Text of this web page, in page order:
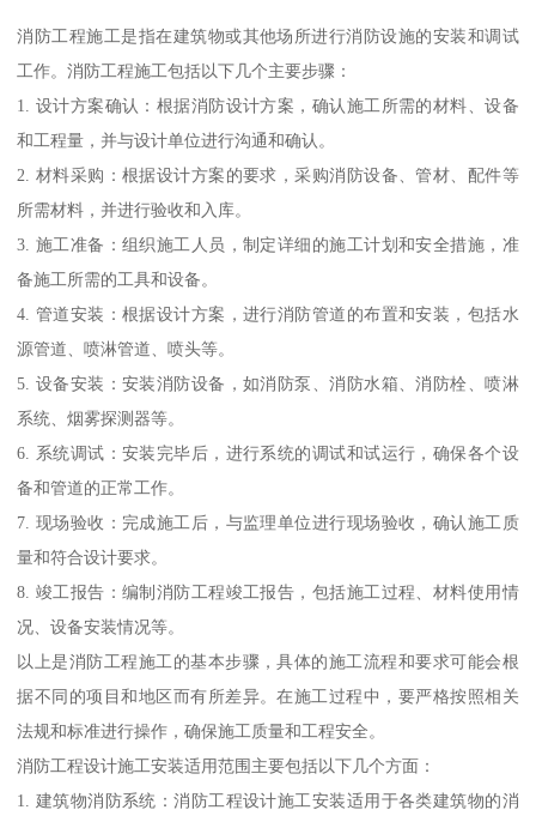
消防工程施工是指在建筑物或其他场所进行消防设施的安装和调试
工作。消防工程施工包括以下几个主要步骤：
1. 设计方案确认：根据消防设计方案，确认施工所需的材料、设备
和工程量，并与设计单位进行沟通和确认。
2. 材料采购：根据设计方案的要求，采购消防设备、管材、配件等
所需材料，并进行验收和入库。
3. 施工准备：组织施工人员，制定详细的施工计划和安全措施，准
备施工所需的工具和设备。
4. 管道安装：根据设计方案，进行消防管道的布置和安装，包括水
源管道、喷淋管道、喷头等。
5. 设备安装：安装消防设备，如消防泵、消防水箱、消防栓、喷淋
系统、烟雾探测器等。
6. 系统调试：安装完毕后，进行系统的调试和试运行，确保各个设
备和管道的正常工作。
7. 现场验收：完成施工后，与监理单位进行现场验收，确认施工质
量和符合设计要求。
8. 竣工报告：编制消防工程竣工报告，包括施工过程、材料使用情
况、设备安装情况等。
以上是消防工程施工的基本步骤，具体的施工流程和要求可能会根
据不同的项目和地区而有所差异。在施工过程中，要严格按照相关
法规和标准进行操作，确保施工质量和工程安全。
消防工程设计施工安装适用范围主要包括以下几个方面：
1. 建筑物消防系统：消防工程设计施工安装适用于各类建筑物的消